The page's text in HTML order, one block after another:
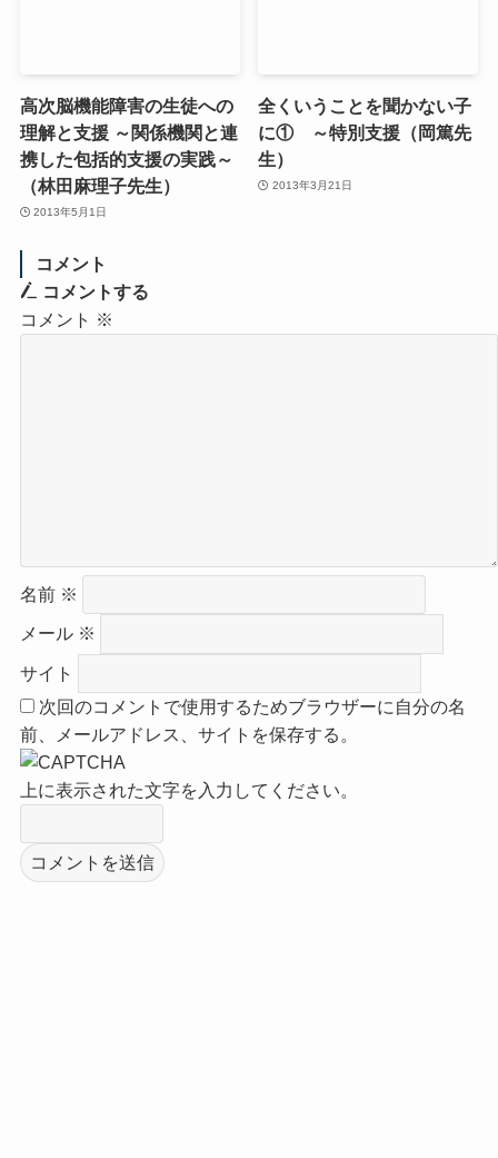
高次脳機能障害の生徒への
理解と支援 ～関係機関と連
携した包括的支援の実践～
（林田麻理子先生）
2013年5月1日
全くいうことを聞かない子
に① ～特別支援（岡篤先
生）
2013年3月21日
コメント
コメントする
コメント ※
名前 ※
メール ※
サイト
次回のコメントで使用するためブラウザーに自分の名
前、メールアドレス、サイトを保存する。
上に表示された文字を入力してください。